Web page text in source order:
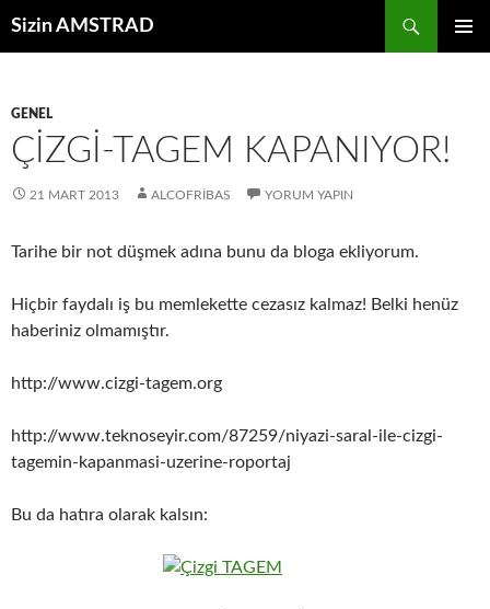
Sizin AMSTRAD
GENEL
ÇIZGI-TAGEM KAPANIYOR!
21 MART 2013 ALCOFRIBAS YORUM YAPIN
Tarihe bir not düşmek adına bunu da bloga ekliyorum.
Hiçbir faydalı iş bu memlekette cezasız kalmaz! Belki henüz
haberiniz olmamıştır.
http://www.cizgi-tagem.org
http://www.teknoseyir.com/87259/niyazi-saral-ile-cizgi-
tagemin-kapanmasi-uzerine-roportaj
Bu da hatıra olarak kalsın: